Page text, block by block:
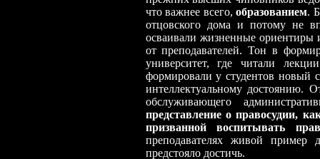
что важнее всего,образованием.
отцовского дома и потому не
осваивали жизненные ориентиры
от преподавателей. Тон в
университет, где читали
формировали у студентов новый
интеллектуальному достоянию.
обслуживающего
представление о правосудии,
призванной воспитывать
преподавателях живой пример
предстояло достичь.